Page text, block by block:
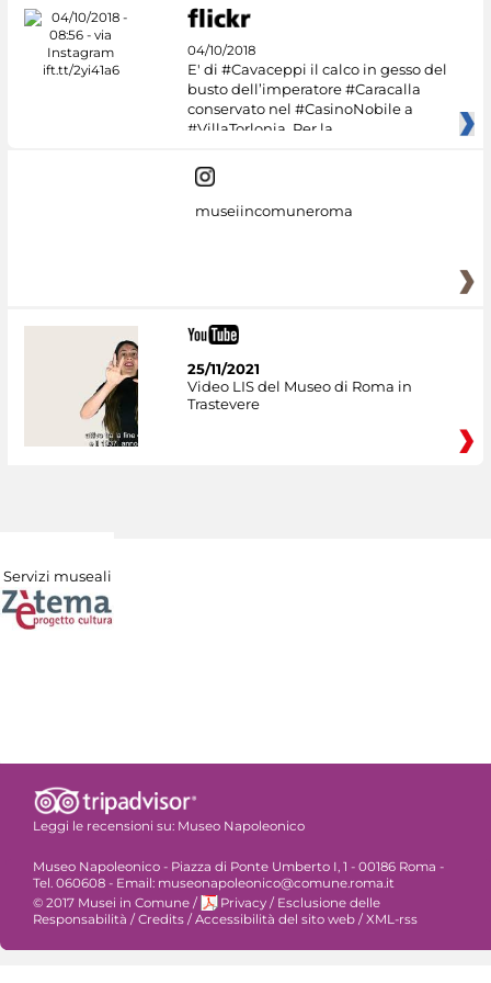
04/10/2018
E' di #Cavaceppi il calco in gesso del
busto dell’imperatore #Caracalla
conservato nel #CasinoNobile a
#VillaTorlonia. Per la
museiincomuneroma
25/11/2021
Video LIS del Museo di Roma in
Trastevere
Servizi museali
Leggi le recensioni su: Museo Napoleonico
Museo Napoleonico - Piazza di Ponte Umberto I, 1 - 00186 Roma -
Tel. 060608 - Email: museonapoleonico@comune.roma.it
© 2017 Musei in Comune / Privacy / Esclusione delle
Responsabilità / Credits / Accessibilità del sito web / XML-rss